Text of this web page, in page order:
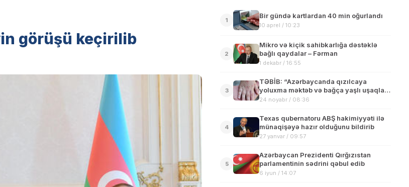
görüşü keçirilib
1
Bir gündə kartlardan 40 min oğurlandı
10 aprel / 10:23
2
Mikro və kiçik sahibkarlığa dəstəklə
bağlı qaydalar – Fərman
1 dekabr / 16:55
3
TƏBİB: “Azərbaycanda qızılcaya
yoluxma məktəb və bağça yaşlı uşaqlar
arasında üstünlük təşkil edir”
24 noyabr / 08:36
4
Texas qubernatoru ABŞ hakimiyyəti ilə
münaqişəyə hazır olduğunu bildirib
27 yanvar / 09:57
5
Azərbaycan Prezidenti Qırğızıstan
parlamentinin sədrini qəbul edib
6 iyun / 14:07